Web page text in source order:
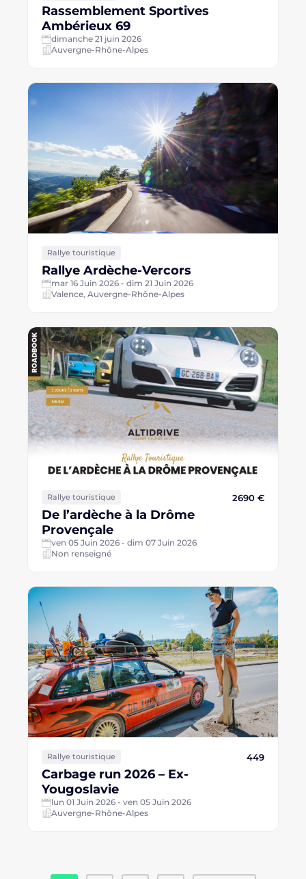
Rassemblement Sportives
Ambérieux 69
dimanche 21 juin 2026
Auvergne-Rhône-Alpes
Rallye touristique
Rallye Ardèche-Vercors
mar 16 Juin 2026 - dim 21 Juin 2026
Valence, Auvergne-Rhône-Alpes
Rallye touristique 2690 €
De l’ardèche à la Drôme
Provençale
ven 05 Juin 2026 - dim 07 Juin 2026
Non renseigné
Rallye touristique 449
Carbage run 2026 – Ex-
Yougoslavie
lun 01 Juin 2026 - ven 05 Juin 2026
Auvergne-Rhône-Alpes